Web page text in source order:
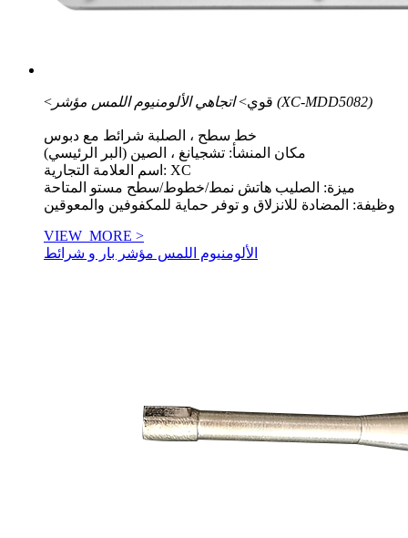
<قوي> اتجاهي الألومنيوم اللمس مؤشر (XC-MDD5082)
خط سطح ، الصلبة شرائط مع دبوس
مكان المنشأ: تشجيانغ ، الصين (البر الرئيسي)
اسم العلامة التجارية: XC
ميزة: الصليب هاتش نمط/خطوط/سطح مستو المتاحة
وظيفة: المضادة للانزلاق و توفر حماية للمكفوفين والمعوقين
VIEW_MORE >
الألومنيوم اللمس مؤشر بار و شرائط